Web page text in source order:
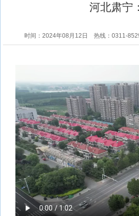
河北肃宁
时间：2024年08月12日 热线：0311-